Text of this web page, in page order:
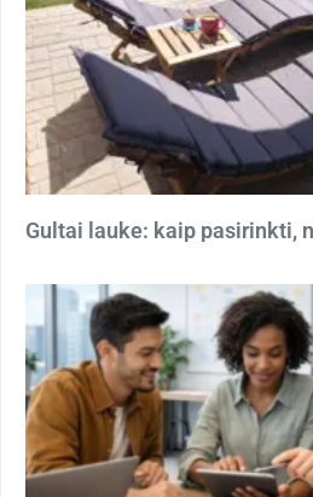
Gultai lauke: kaip pasirinkti,